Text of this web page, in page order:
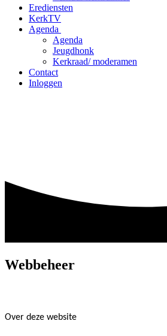
Erediensten
KerkTV
Agenda
Agenda
Jeugdhonk
Kerkraad/ moderamen
Contact
Inloggen
Webbeheer
Over deze website